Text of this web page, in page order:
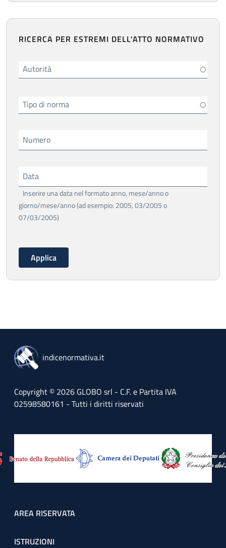
RICERCA PER ESTREMI DELL'ATTO NORMATIVO
Autorità
Tipo di norma
Numero
Data
Inserire una data nel formato anno, mese/anno o
giorno/mese/anno (ad esempio: 2005, 03/2005 o
07/03/2005)
indicenormativa.it
Copyright © 2026 GLOBO srl - C.F. e Partita IVA
02598580161 - Tutti i diritti riservati
Footer menu
AREA RISERVATA
ISTRUZIONI